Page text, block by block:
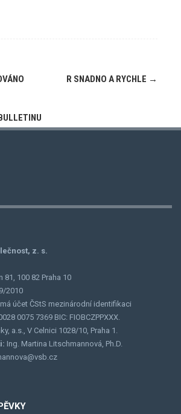
R SNADNO A RYCHLE →
z. s.
81, 100 82 Praha 10
2010
účet ČStS mezinárodní identifikaci
0075 7369 BIC: FIOBCZPPXXX.
a.s., V Celnici 1028/10, Praha 1.
Ing. Martina Litschmannová, Ph.D.